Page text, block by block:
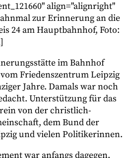
align="alignright"
zur Erinnerung an die
24 am Hauptbahnhof, Foto:
im Bahnhof
Friedenszentrum Leipzig
Jahre. Damals war noch
Unterstützung für das
von der christlich-
dem Bund der
und vielen Politikerinnen.
war anfangs dagegen.